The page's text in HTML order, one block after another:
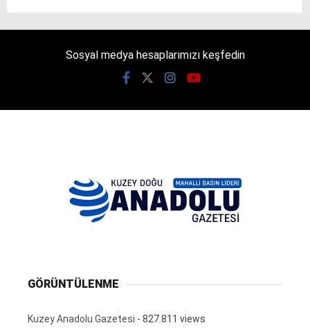
Sosyal medya hesaplarımızı keşfedin
GÖRÜNTÜLENME
Kuzey Anadolu Gazetesi - 827.811 views